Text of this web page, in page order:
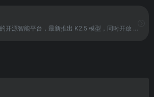
月之暗面旗下的开源智能平台，最新推出 K2.5 模型，同时开放 Agent 集群预览版。平台以视觉编程为核心，结合智能 Agent 技术，支持从像素级网页复刻到专家级办公任务交付，为用户提供可视化、自动化的任务管理与执行能力。